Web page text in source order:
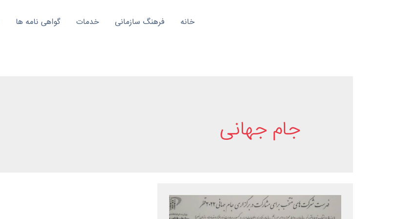
خانه فرهنگ سازمانی خدمات گواهی نامه ها
جام جهانی